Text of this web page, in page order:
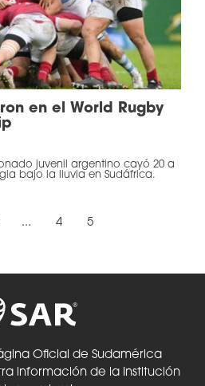
en el World Rugby
juvenil argentino cayó 20 a
bajo la lluvia en Sudáfrica.
... 4 5
Oficial de Sudamérica
información de la Institución